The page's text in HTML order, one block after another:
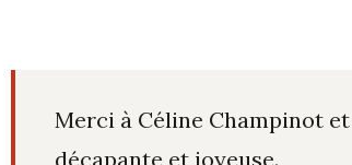
Merci à Céline Champinot
décapante et joyeuse.